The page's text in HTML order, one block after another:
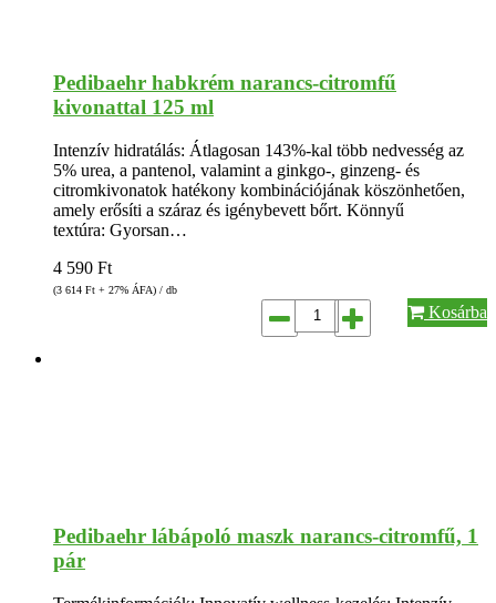
Pedibaehr habkrém narancs-citromfű
kivonattal 125 ml
Intenzív hidratálás: Átlagosan 143%-kal több nedvesség az
5% urea, a pantenol, valamint a ginkgo-, ginzeng- és
citromkivonatok hatékony kombinációjának köszönhetően,
amely erősíti a száraz és igénybevett bőrt. Könnyű
textúra: Gyorsan…
4 590 Ft
(3 614 Ft + 27% ÁFA) / db
Kosárba
Pedibaehr lábápoló maszk narancs-citromfű, 1
pár